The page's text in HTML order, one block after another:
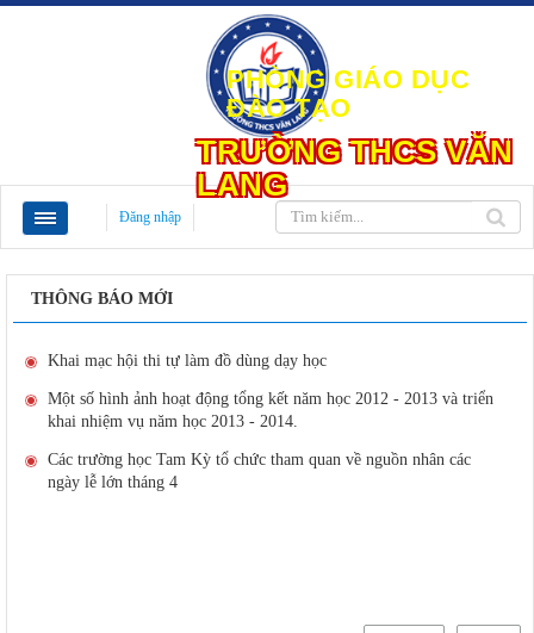
PHÒNG GIÁO DỤC
ĐÀO TẠO
TRƯỜNG THCS VĂN
LANG
Đăng nhập
THÔNG BÁO MỚI
Khai mạc hội thi tự làm đồ dùng dạy học
Một số hình ảnh hoạt động tổng kết năm học 2012 - 2013 và triển
khai nhiệm vụ năm học 2013 - 2014.
Các trường học Tam Kỳ tổ chức tham quan về nguồn nhân các
ngày lễ lớn tháng 4